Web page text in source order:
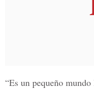
“Es un pequeño